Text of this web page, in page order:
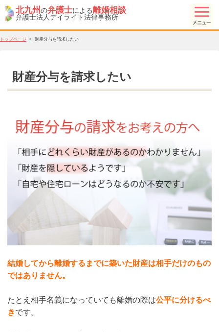
北九州の弁護士による離婚相談
弁護士法人デイライト法律事務所
トップページ 財産分与を請求したい
財産分与を請求したい
結婚してから離婚するまでに築いた財産は相手だけのもの
ではありません。
たとえ相手名義になっていても離婚の際は公平に分けるべ
きです。